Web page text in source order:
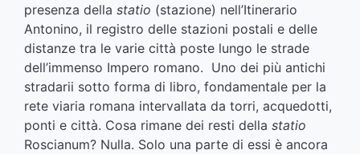
presenza della statio (stazione) nell’Itinerario
Antonino, il registro delle stazioni postali e delle
distanze tra le varie città poste lungo le strade
dell’immenso Impero romano. Uno dei più antichi
stradarii sotto forma di libro, fondamentale per la
rete viaria romana intervallata da torri, acquedotti,
ponti e città. Cosa rimane dei resti della statio
Roscianum? Nulla. Solo una parte di essi è ancora